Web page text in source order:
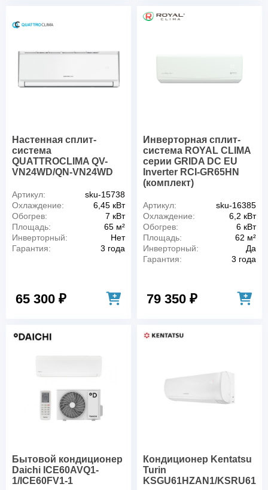
Настенная сплит-
система
QUATTROCLIMA QV-
VN24WD/QN-VN24WD
Артикул:
sku-15738
Охлаждение:
6,45 кВт
Обогрев:
7 кВт
Площадь:
65 м²
Инверторный:
Нет
Гарантия:
3 года
65 300 ₽
Инверторная сплит-
система ROYAL CLIMA
серии GRIDA DC EU
Inverter RCI-GR65HN
(комплект)
Артикул:
sku-16385
Охлаждение:
6,2 кВт
Обогрев:
6 кВт
Площадь:
62 м²
Инверторный:
Да
Гарантия:
3 года
79 350 ₽
Бытовой кондиционер
Daichi ICE60AVQ1-
1/ICE60FV1-1
Кондиционер Kentatsu
Turin
KSGU61HZAN1/